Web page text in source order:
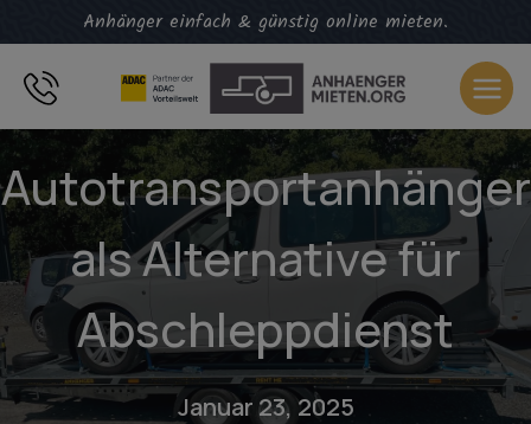
Inhalt
springen
Anhänger einfach & günstig online mieten.
Autotransportanhänger
als Alternative für
Abschleppdienst
Januar 23, 2025